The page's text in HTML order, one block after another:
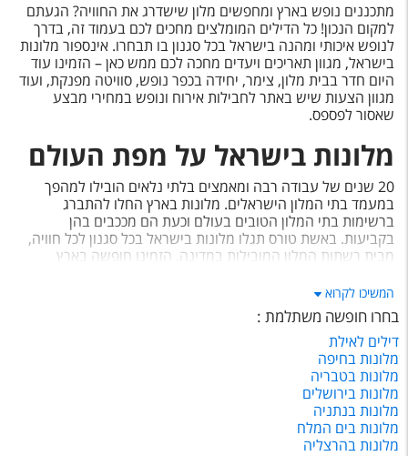
מתכננים נופש בארץ ומחפשים מלון שישדרג את החוויה? הגעתם
למקום הנכון! כל הדילים המומלצים מחכים לכם בעמוד זה, בדרך
לנופש איכותי ומהנה בישראל בכל סגנון בו תבחרו. אינספור מלונות
בישראל, מגוון תאריכים ויעדים מחכה לכם ממש כאן – הזמינו עוד
היום חדר בבית מלון, צימר, יחידה בכפר נופש, סוויטה מפנקת, ועוד
מגוון הצעות שיש באתר לחבילות אירוח ונופש במחירי מבצע
שאסור לפספס.
מלונות בישראל על מפת העולם
20 שנים של עבודה רבה ומאמצים בלתי נלאים הובילו למהפך
במעמד בתי המלון הישראלים. מלונות בארץ החלו להתברג
ברשימות בתי המלון הטובים בעולם וכעת הם מככבים בהן
בקביעות. באשת טורס תגלו מלונות בישראל בכל סגנון לכל חוויה,
מבית רשתות המלון המובילות במדינה. הזמינו חופשה בארץ
של נופש בארץ מתוך מבחר רחב של בתי מלון בארץ הופכת נוחה
מאי פעם.
שירותים משלימים – הסעות
ונגישות
האם המלונות מציעים שירותי הסעה משדה התעופה או תחבורה
ציבורית קרובה?
מלונות מסוימים, בעיקר באילת ובים המלח, מציעים שירותי הסעה
המשיכו לקרוא
בחרו חופשה משתלמת :
דילים לאילת
מלונות בחיפה
מלונות בטבריה
מלונות בירושלים
מלונות בנתניה
מלונות בים המלח
מלונות בהרצליה